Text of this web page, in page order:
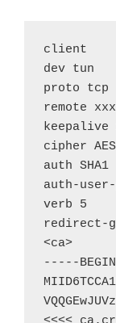
client
dev tun
proto tcp
remote
keepalive
cipher
auth SHA1
auth-
verb 5
redirect-
<ca>
-----